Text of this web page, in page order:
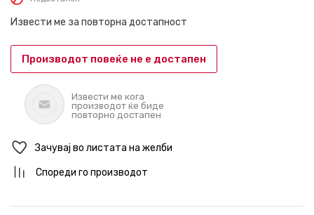
Извести ме за повторна достапност
Производот повеќе не е достапен
Извести ме кога
производот ќе биде
повторно достапен
Зачувај во листата на желби
Спореди го производот